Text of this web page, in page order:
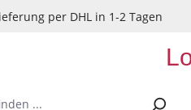
per DHL in 1-2 Tagen